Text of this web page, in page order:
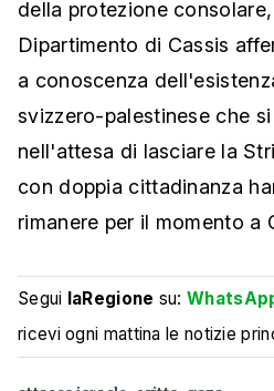
della protezione
Dipartimento di Cassis
a conoscenza
svizzero-palestinese che
nell'attesa di lasciare la
con doppia cittadinanza
rimanere per il momento a
Segui laRegione su:
ricevi ogni mattina le notizie